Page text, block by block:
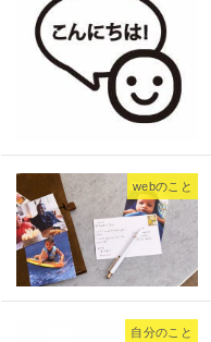
webのこと
自分のこと